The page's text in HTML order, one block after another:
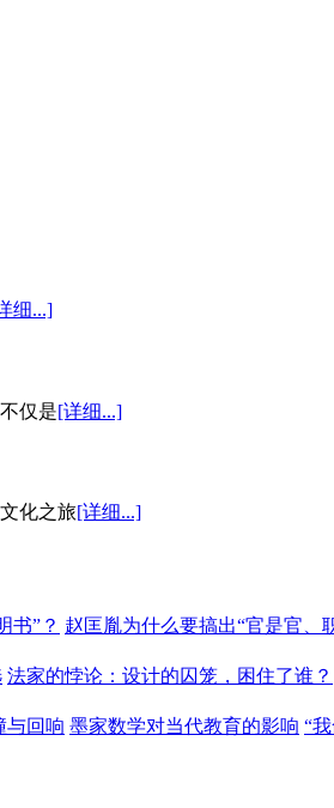
细...]
仅是[详细...]
化之旅[详细...]
书”？ 赵匡胤为什么要搞出“官是官、
法家的悖论：设计的囚笼，困住了谁？
与回响 墨家数学对当代教育的影响 “